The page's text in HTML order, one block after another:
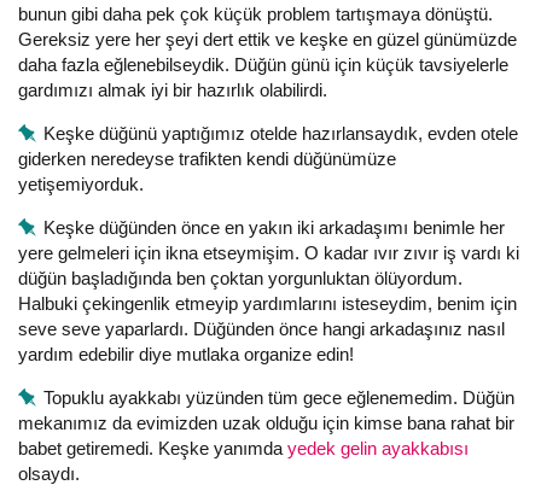
bunun gibi daha pek çok küçük problem tartışmaya dönüştü.
Gereksiz yere her şeyi dert ettik ve keşke en güzel günümüzde
daha fazla eğlenebilseydik. Düğün günü için küçük tavsiyelerle
gardımızı almak iyi bir hazırlık olabilirdi.
Keşke düğünü yaptığımız otelde hazırlansaydık, evden otele
giderken neredeyse trafikten kendi düğünümüze
yetişemiyorduk.
Keşke düğünden önce en yakın iki arkadaşımı benimle her
yere gelmeleri için ikna etseymişim. O kadar ıvır zıvır iş vardı ki
düğün başladığında ben çoktan yorgunluktan ölüyordum.
Halbuki çekingenlik etmeyip yardımlarını isteseydim, benim için
seve seve yaparlardı. Düğünden önce hangi arkadaşınız nasıl
yardım edebilir diye mutlaka organize edin!
Topuklu ayakkabı yüzünden tüm gece eğlenemedim. Düğün
mekanımız da evimizden uzak olduğu için kimse bana rahat bir
babet getiremedi. Keşke yanımda yedek gelin ayakkabısı
olsaydı.